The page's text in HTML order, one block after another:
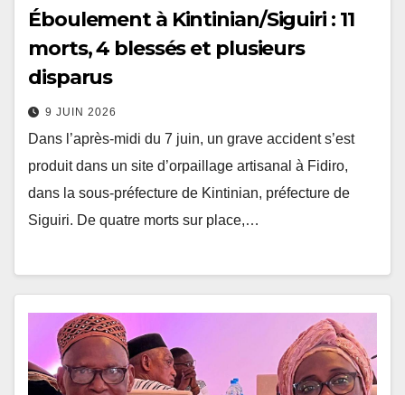
Éboulement à Kintinian/Siguiri : 11
morts, 4 blessés et plusieurs
disparus
9 JUIN 2026
Dans l’après-midi du 7 juin, un grave accident s’est
produit dans un site d’orpaillage artisanal à Fidiro,
dans la sous-préfecture de Kintinian, préfecture de
Siguiri. De quatre morts sur place,…